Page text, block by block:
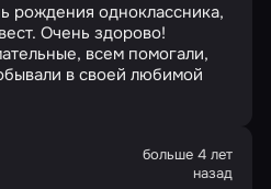
рождения одноклассника,
Очень здорово!
всем помогали,
в своей любимой
больше 4 лет
назад